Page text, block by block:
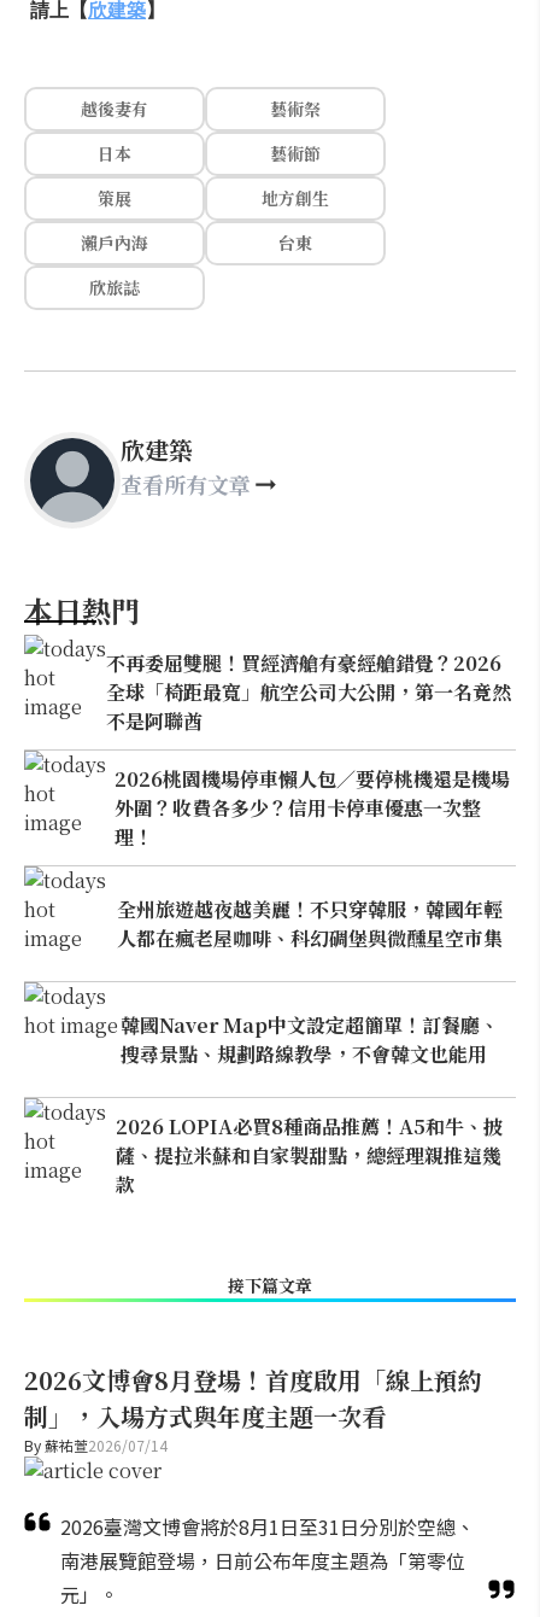
請上【欣建築】
越後妻有
藝術祭
日本
藝術節
策展
地方創生
瀨戶內海
台東
欣旅誌
欣建築
查看所有文章
本日熱門
不再委屈雙腿！買經濟艙有豪經艙錯覺？2026
全球「椅距最寬」航空公司大公開，第一名竟然
不是阿聯酋
2026桃園機場停車懶人包／要停桃機還是機場
外圍？收費各多少？信用卡停車優惠一次整
理！
全州旅遊越夜越美麗！不只穿韓服，韓國年輕
人都在瘋老屋咖啡、科幻碉堡與微醺星空市集
韓國Naver Map中文設定超簡單！訂餐廳、
搜尋景點、規劃路線教學，不會韓文也能用
2026 LOPIA必買8種商品推薦！A5和牛、披
薩、提拉米蘇和自家製甜點，總經理親推這幾
款
接下篇文章
2026文博會8月登場！首度啟用「線上預約
制」，入場方式與年度主題一次看
By蘇祐萱2026/07/14
2026臺灣文博會將於8月1日至31日分別於空總、
南港展覽館登場，日前公布年度主題為「第零位
元」。